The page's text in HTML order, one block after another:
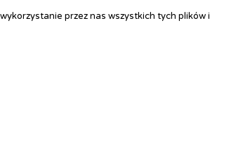
przez nas wszystkich tych plików i